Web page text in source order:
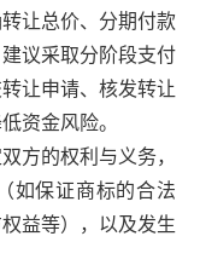
让总价、分期付款
议采取分阶段支付
让申请、核发转让
资金风险。
方的权利与义务，
如保证商标的合法
益等），以及发生